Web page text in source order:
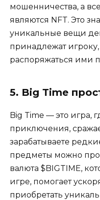
мошенничества, а
являются NFT. Это
уникальные вещи
принадлежат
распоряжаться ими
5. Big Time
Big Time — это игра,
приключения,
зарабатываете
предметы можно
валюта $BIGTIME,
игре, помогает
приобретать